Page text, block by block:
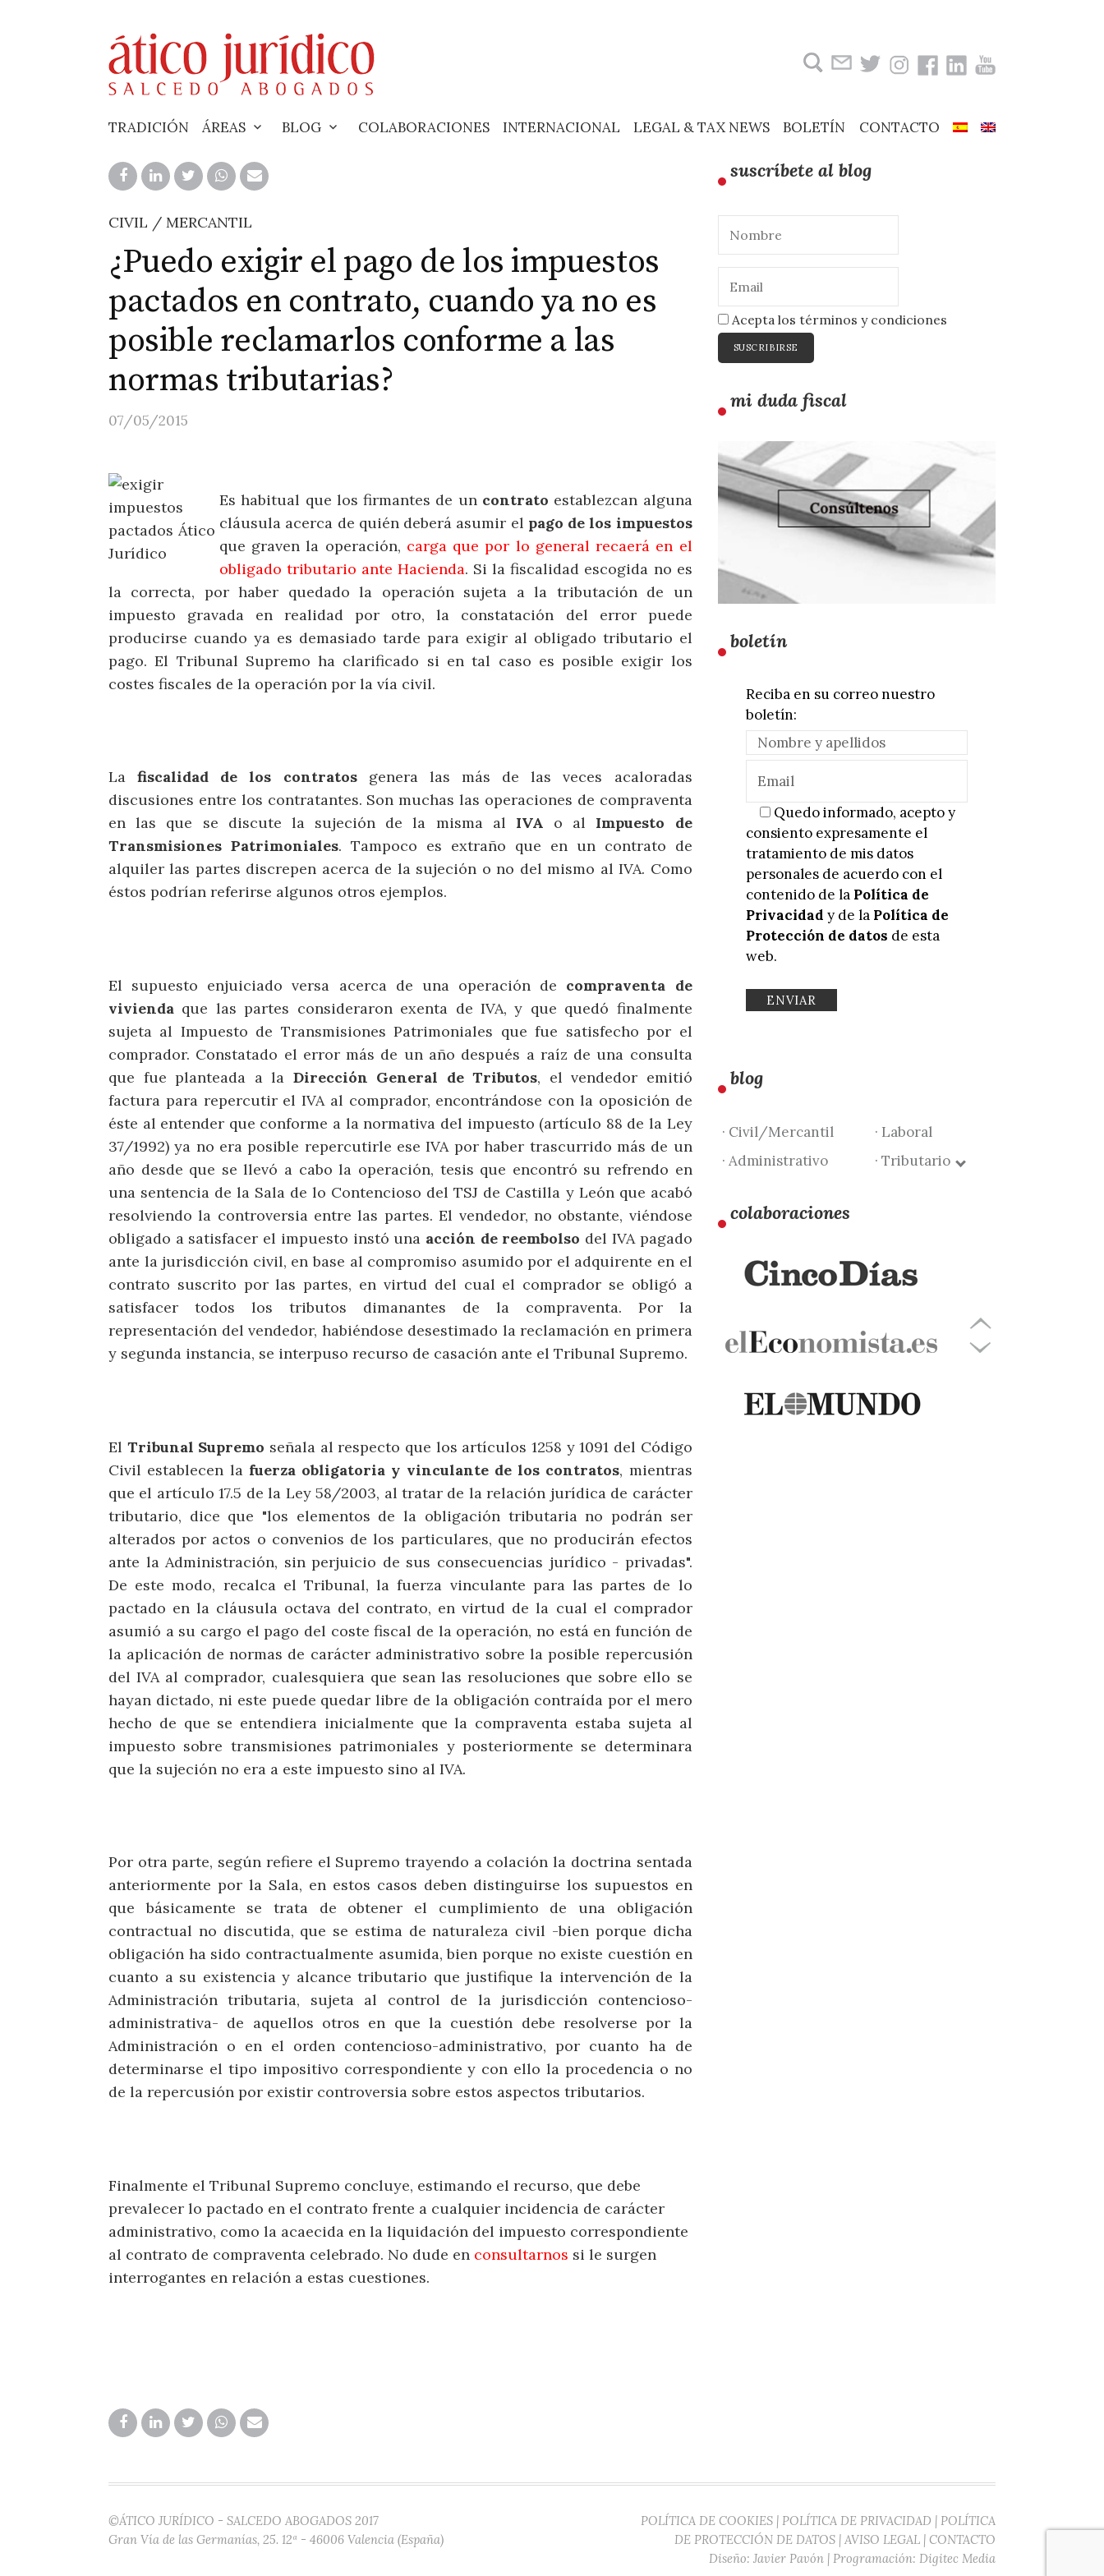
TRADICIÓN ÁREAS BLOG COLABORACIONES INTERNACIONAL LEGAL & TAX NEWS BOLETÍN CONTACTO
CIVIL / MERCANTIL
¿Puedo exigir el pago de los impuestos
pactados en contrato, cuando ya no es
posible reclamarlos conforme a las
normas tributarias?
07/05/2015
Es habitual que los firmantes de un contrato establezcan alguna
cláusula acerca de quién deberá asumir el pago de los impuestos
que graven la operación, carga que por lo general recaerá en el
obligado tributario ante Hacienda. Si la fiscalidad escogida no es
la correcta, por haber quedado la operación sujeta a la tributación de un
impuesto gravada en realidad por otro, la constatación del error puede
producirse cuando ya es demasiado tarde para exigir al obligado tributario el
pago. El Tribunal Supremo ha clarificado si en tal caso es posible exigir los
costes fiscales de la operación por la vía civil.
Lafiscalidad de los contratosgenera las más de las veces acaloradas
discusiones entre los contratantes. Son muchas las operaciones de compraventa
en las que se discute la sujeción de la misma al IVA o al Impuesto de
Transmisiones Patrimoniales. Tampoco es extraño que en un contrato de
alquiler las partes discrepen acerca de la sujeción o no del mismo al IVA. Como
éstos podrían referirse algunos otros ejemplos.
El supuesto enjuiciado versa acerca de una operación de compraventa de
vivienda que las partes consideraron exenta de IVA, y que quedó finalmente
sujeta al Impuesto de Transmisiones Patrimoniales que fue satisfecho por el
comprador. Constatado el error más de un año después a raíz de una consulta
que fue planteada a la Dirección General de Tributos, el vendedor emitió
factura para repercutir el IVA al comprador, encontrándose con la oposición de
éste al entender que conforme a la normativa del impuesto (artículo 88 de la Ley
37/1992) ya no era posible repercutirle ese IVA por haber trascurrido más de un
año desde que se llevó a cabo la operación, tesis que encontró su refrendo en
una sentencia de la Sala de lo Contencioso del TSJ de Castilla y León que acabó
resolviendo la controversia entre las partes. El vendedor, no obstante, viéndose
obligado a satisfacer el impuesto instó una acción de reembolso del IVA pagado
ante la jurisdicción civil, en base al compromiso asumido por el adquirente en el
contrato suscrito por las partes, en virtud del cual el comprador se obligó a
satisfacer todos los tributos dimanantes de la compraventa. Por la
representación del vendedor, habiéndose desestimado la reclamación en primera
y segunda instancia, se interpuso recurso de casación ante el Tribunal Supremo.
El Tribunal Supremo señala al respecto que los artículos 1258 y 1091 del Código
Civil establecen la fuerza obligatoria y vinculante de los contratos, mientras
que el artículo 17.5 de la Ley 58/2003, al tratar de la relación jurídica de carácter
tributario, dice que "los elementos de la obligación tributaria no podrán ser
alterados por actos o convenios de los particulares, que no producirán efectos
ante la Administración, sin perjuicio de sus consecuencias jurídico - privadas".
De este modo, recalca el Tribunal, la fuerza vinculante para las partes de lo
pactado en la cláusula octava del contrato, en virtud de la cual el comprador
asumió a su cargo el pago del coste fiscal de la operación, no está en función de
la aplicación de normas de carácter administrativo sobre la posible repercusión
del IVA al comprador, cualesquiera que sean las resoluciones que sobre ello se
hayan dictado, ni este puede quedar libre de la obligación contraída por el mero
hecho de que se entendiera inicialmente que la compraventa estaba sujeta al
impuesto sobre transmisiones patrimoniales y posteriormente se determinara
que la sujeción no era a este impuesto sino al IVA.
Por otra parte, según refiere el Supremo trayendo a colación la doctrina sentada
anteriormente por la Sala, en estos casos deben distinguirse los supuestos en
que básicamente se trata de obtener el cumplimiento de una obligación
contractual no discutida, que se estima de naturaleza civil -bien porque dicha
obligación ha sido contractualmente asumida, bien porque no existe cuestión en
cuanto a su existencia y alcance tributario que justifique la intervención de la
Administración tributaria, sujeta al control de la jurisdicción contencioso-
administrativa- de aquellos otros en que la cuestión debe resolverse por la
Administración o en el orden contencioso-administrativo, por cuanto ha de
determinarse el tipo impositivo correspondiente y con ello la procedencia o no
de la repercusión por existir controversia sobre estos aspectos tributarios.
Finalmente el Tribunal Supremo concluye, estimando el recurso, que debe
prevalecer lo pactado en el contrato frente a cualquier incidencia de carácter
administrativo, como la acaecida en la liquidación del impuesto correspondiente
al contrato de compraventa celebrado. No dude en consultarnos si le surgen
interrogantes en relación a estas cuestiones.
suscríbete al blog
Acepta los términos y condiciones
mi duda fiscal
boletín
Reciba en su correo nuestro
boletín:
Quedo informado, acepto y
consiento expresamente el
tratamiento de mis datos
personales de acuerdo con el
contenido de la Política de
Privacidad y de la Política de
Protección de datos de esta
web.
blog
· Civil/Mercantil
· Laboral
· Administrativo
· Tributario
colaboraciones
©ÁTICO JURÍDICO - SALCEDO ABOGADOS 2017
Gran Vía de las Germanías, 25. 12ª - 46006 Valencia (España)
POLÍTICA DE COOKIES | POLÍTICA DE PRIVACIDAD | POLÍTICA
DE PROTECCIÓN DE DATOS | AVISO LEGAL | CONTACTO
Diseño: Javier Pavón | Programación: Digitec Media